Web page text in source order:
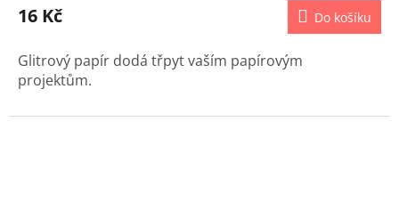
16 Kč Do košíku
Glitrový papír dodá třpyt vaším papírovým
projektům.